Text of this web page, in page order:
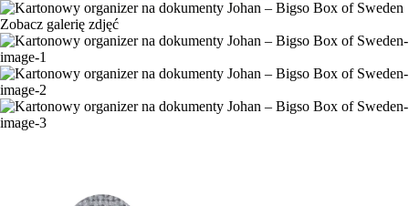
Zobacz galerię zdjęć